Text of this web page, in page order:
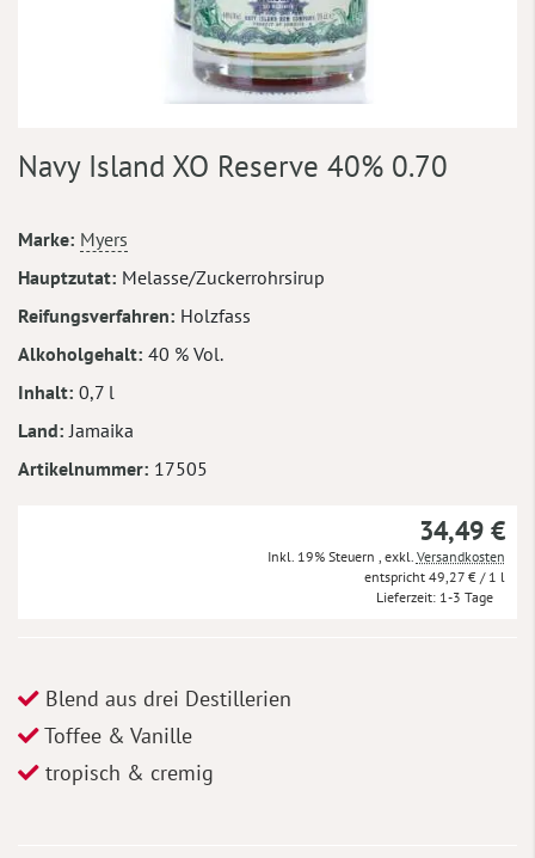
Anfang
springen
Navy Island XO Reserve 40% 0.70
Mehr
Informationen
Marke Myers
Hauptzutat Melasse/Zuckerrohrsirup
Reifungsverfahren Holzfass
Alkoholgehalt 40 % Vol.
Inhalt 0,7 l
Land Jamaika
Artikelnummer 17505
34,49 €
Inkl. 19% Steuern exkl. Versandkosten
49,27 € / 1 l
Lieferzeit 1-3 Tage
Blend aus drei Destillerien
Toffee & Vanille
tropisch & cremig